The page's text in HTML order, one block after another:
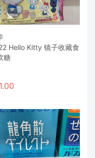
Hello Kitty 镜子收藏食
糖